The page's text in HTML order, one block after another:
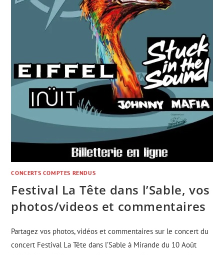
CONCERTS COMPTES RENDUS
Festival La Tête dans l’Sable, vos
photos/videos et commentaires
Partagez vos photos, vidéos et commentaires sur le concert du
concert Festival La Tête dans l’Sable à Mirande du 10 Août